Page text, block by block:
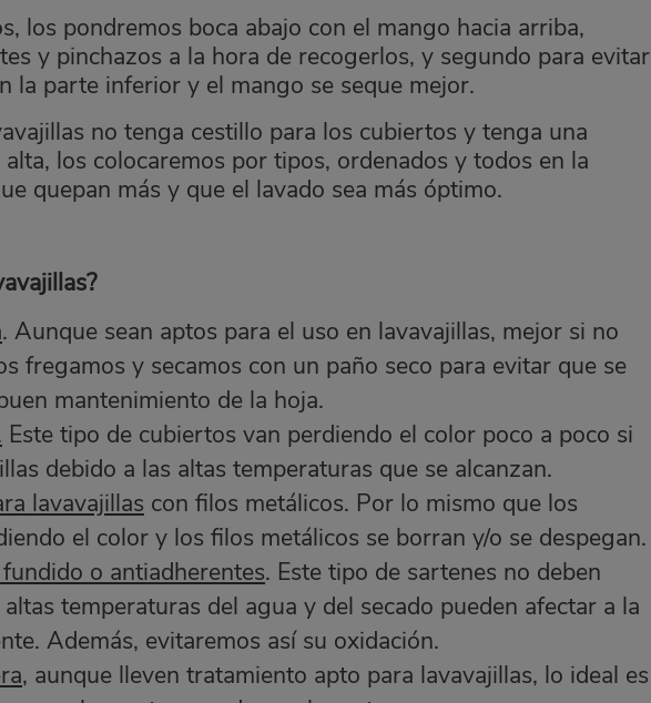
los pondremos boca abajo con el mango hacia arriba,
y pinchazos a la hora de recogerlos, y segundo para evitar
la parte inferior y el mango se seque mejor.
no tenga cestillo para los cubiertos y tenga una
los colocaremos por tipos, ordenados y todos en la
quepan más y que el lavado sea más óptimo.
. Aunque sean aptos para el uso en lavavajillas, mejor si no
fregamos y secamos con un paño seco para evitar que se
mantenimiento de la hoja.
Este tipo de cubiertos van perdiendo el color poco a poco si
debido a las altas temperaturas que se alcanzan.
lavavajillas con filos metálicos. Por lo mismo que los
el color y los filos metálicos se borran y/o se despegan.
o antiadherentes. Este tipo de sartenes no deben
temperaturas del agua y del secado pueden afectar a la
Además, evitaremos así su oxidación.
, aunque lleven tratamiento apto para lavavajillas, lo ideal es